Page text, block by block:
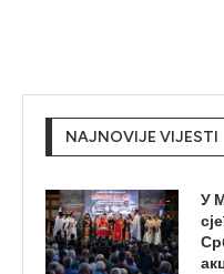
NAJNOVIJE VIJESTI
У